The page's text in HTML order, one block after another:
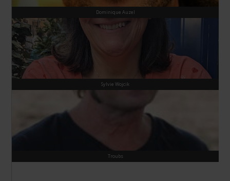
Dominique Auzel
Sylvie Wojcik
Troubs